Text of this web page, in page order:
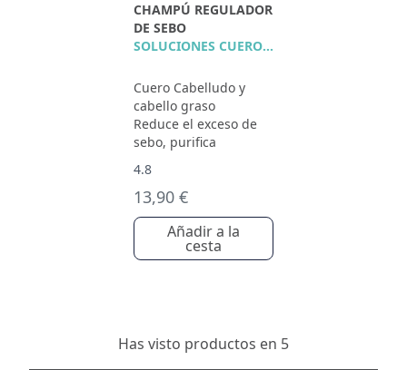
CHAMPÚ REGULADOR
DE SEBO
SOLUCIONES CUERO CABELLUDO
Cuero Cabelludo y
cabello graso
Reduce el exceso de
sebo, purifica
4.8
13,90 €
Añadir a la
cesta
Has visto productos en 5